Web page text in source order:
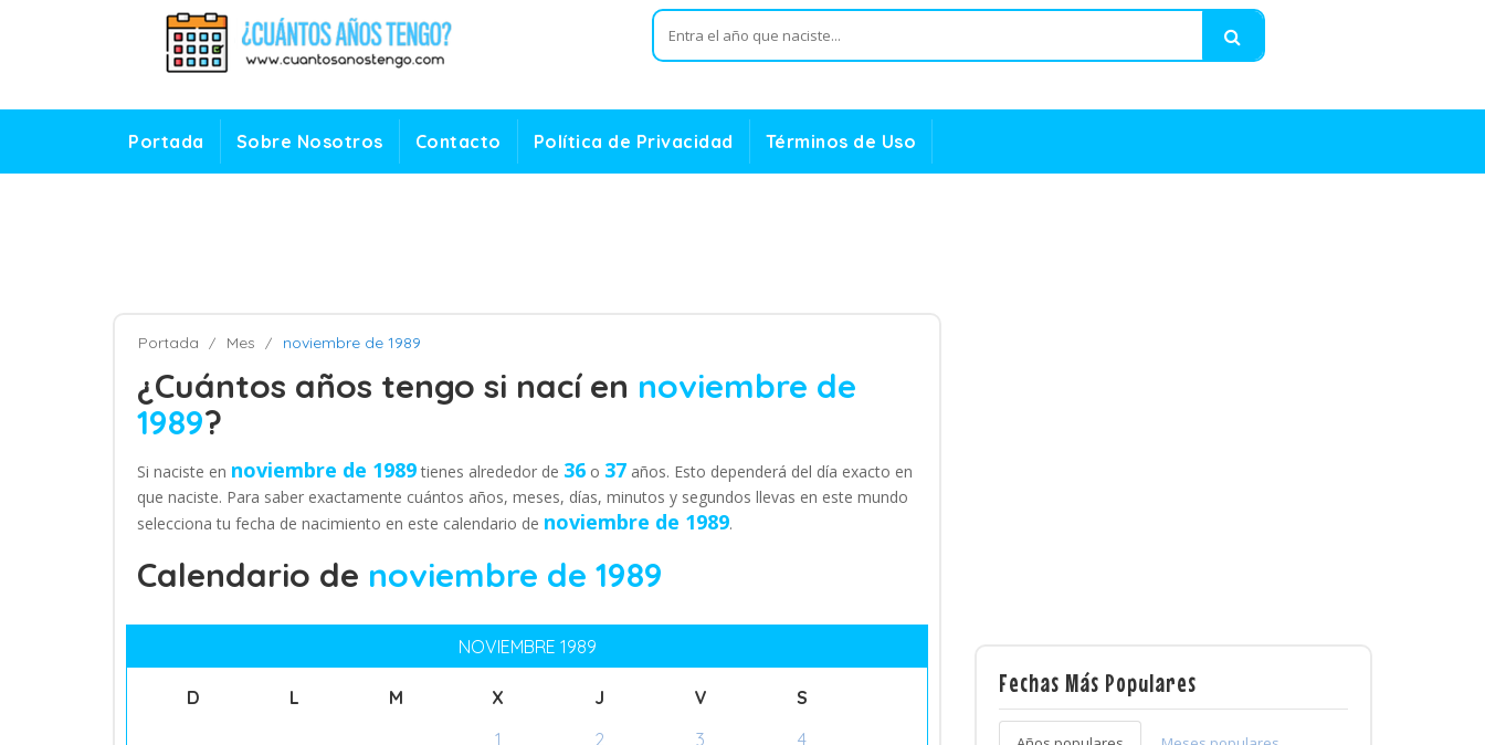
Portada Sobre Nosotros Contacto Política de Privacidad Términos de Uso
Portada Mes noviembre de 1989
¿Cuántos años tengo si nací en noviembre de
1989?
Si naciste en noviembre de 1989tienes alrededor de 36 o 37 años. Esto dependerá del día exacto en
que naciste. Para saber exactamente cuántos años, meses, días, minutos y segundos llevas en este mundo
selecciona tu fecha de nacimiento en este calendario de noviembre de 1989.
Calendario de noviembre de 1989
NOVIEMBRE 1989
D L M X J V
S
1
2 3
4
Fechas Más Populares